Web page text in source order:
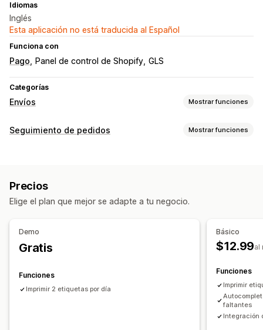
Idiomas
Inglés
Esta aplicación no está traducida al Español
Funciona con
Pago Panel de control de Shopify GLS
Categorías
Envíos Mostrar funciones
Etiquetas y embalaje
Múltiples idiomas
Sincronización de pedidos
Seguimiento de pedidos Mostrar funciones
Precios
Elige el plan que mejor se adapte a tu negocio.
Demo
Gratis
Funciones
Imprimir 2 etiquetas por día
Básico
$12.99al
Funciones
Imprimir
faltantes
Integración